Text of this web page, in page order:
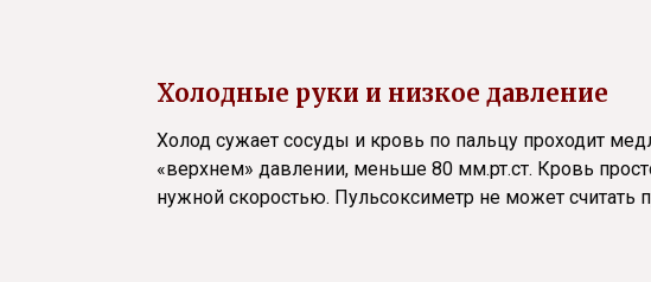
Холодные руки и низкое давление
Холод сужает сосуды и кровь по пальцу проходит
«верхнем» давлении, меньше 80 мм.рт.ст. Кровь
нужной скоростью. Пульсоксиметр не может